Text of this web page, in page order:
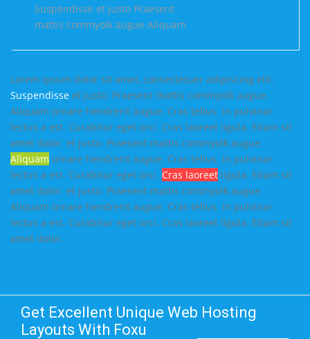
Suspendisse et justo Praesent
mattis commyolk augue Aliquam
Lorem ipsum dolor sit amet, consectetuer adipiscing elit.
Suspendisse et justo. Praesent mattis commyolk augue.
Aliquam ornare hendrerit augue. Cras tellus. In pulvinar
lectus a est. Curabitur eget orci. Cras laoreet ligula. Etiam sit
amet dolor. et justo. Praesent mattis commyolk augue.
Aliquam ornare hendrerit augue. Cras tellus. In pulvinar
lectus a est. Curabitur eget orci. Cras laoreet ligula. Etiam sit
amet dolor. et justo. Praesent mattis commyolk augue.
Aliquam ornare hendrerit augue. Cras tellus. In pulvinar
lectus a est. Curabitur eget orci. Cras laoreet ligula. Etiam sit
amet dolor.
Get Excellent Unique Web Hosting
Layouts With Foxu